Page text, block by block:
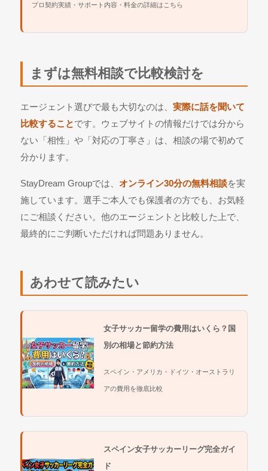
プロ契約実績・サポート内容・料金の詳細はこちら
まずは無料相談で比較検討を
エージェント選びで最も大切なのは、実際に話を聞いて
比較することです。ウェブサイトの情報だけでは分から
ない「相性」や「対応の丁寧さ」は、相談の場で初めて
分かります。
StayDream Groupでは、オンライン30分の無料相談を実
施しています。選手ご本人でも保護者の方でも、お気軽
にご相談ください。他のエージェントと比較した上で、
最終的にご判断いただければ問題ありません。
あわせて読みたい
女子サッカー留学の費用はいくら？国
別の相場と節約方法
スペイン・アメリカ・ドイツ・オーストラリ
アの費用を徹底比較
スペイン女子サッカーリーグ完全ガイ
ド